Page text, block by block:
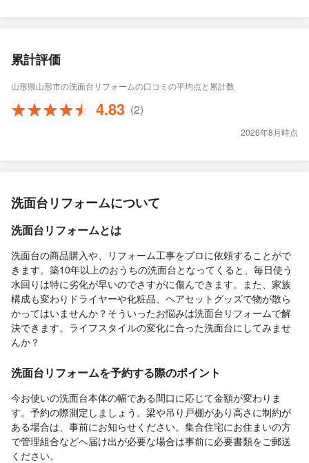
累計評価
山形県山形市の洗面台リフォームの口コミの平均点と累計数
4.83 (2)
2026年8月時点
洗面台リフォームについて
洗面台リフォームとは
洗面台の商品購入や、リフォーム工事をプロに依頼することがで
きます。築10年以上のおうちの洗面台となってくると、毎日使う
水回りは特に劣化が早いのでさすがに傷んできます。また、家族
構成も変わりドライヤーや化粧品、ヘアセットグッズで物が散ら
かってはいませんか？そういったお悩みは洗面台リフォームで解
決できます。ライフスタイルの変化に合った洗面台にしてみませ
んか？
洗面台リフォームを予約する際のポイント
今お使いの洗面台本体の幅である間口に応じて金額が変わりま
す。予約の際測定しましょう。梁や吊り戸棚があり高さに制約が
ある場合は、事前にお知らせください。集合住宅にお住まいの方
で管理組合などへ届け出が必要な場合は事前に必要書類をご郵送
ください。